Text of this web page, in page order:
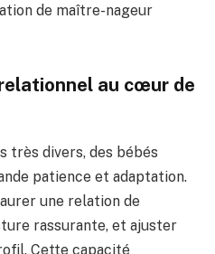
de maître-nageur
au cœur de
très divers, des bébés
patience et adaptation.
une relation de
rassurante, et ajuster
Cette capacité